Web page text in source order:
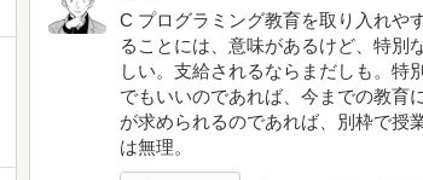
C プログラミング教育を取り入れや
ることには、意味があるけど、特別
しい。支給されるならまだしも。特
でもいいのであれば、今までの教育
が求められるのであれば、別枠で授
は無理。